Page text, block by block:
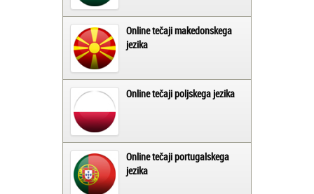
Online tečaji makedonskega
jezika
Online tečaji poljskega jezika
Online tečaji portugalskega
jezika